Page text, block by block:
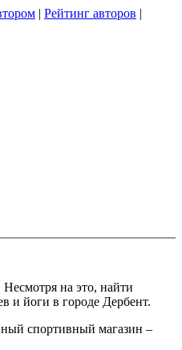
| Рейтинг авторов |
на это, найти
и йоги в городе Дербент.
спортивный магазин –